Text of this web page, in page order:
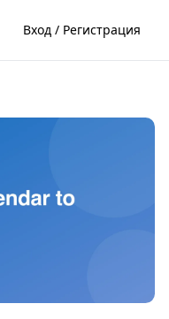
Вход / Регистрация